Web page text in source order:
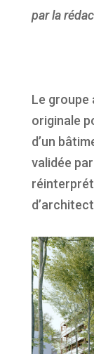
par la
Le groupe
originale
d’un
validée